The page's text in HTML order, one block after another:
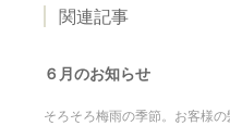
関連記事
６月のお知らせ
そろそろ梅雨の季節。お客様